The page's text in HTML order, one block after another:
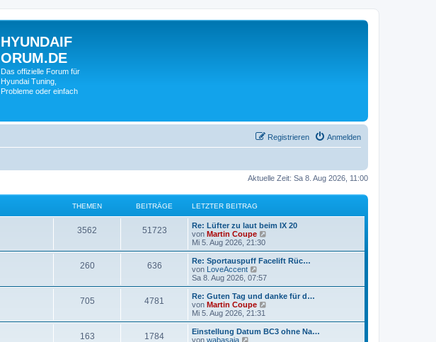
HYUNDAIF
ORUM.DE
Das offizielle Forum für
Hyundai Tuning,
Probleme oder einfach
Anmelden
Registrieren
Aktuelle Zeit: Sa 8. Aug 2026, 11:00
THEMEN BEITRÄGE LETZTER BEITRAG
3562 51723
Re: Lüfter zu laut beim IX 20
von Martin Coupe
u
e
r
B
r
Mi 5. Aug 2026, 21:30
260 636
Re: Sportauspuff Facelift Rüc…
von LoveAccent
e
u
e
s
t
B
Sa 8. Aug 2026, 07:57
705 4781
Re: Guten Tag und danke für d…
von Martin Coupe
u
e
Mi 5. Aug 2026, 21:31
163 1784
Einstellung Datum BC3 ohne Na…
von wabasaja